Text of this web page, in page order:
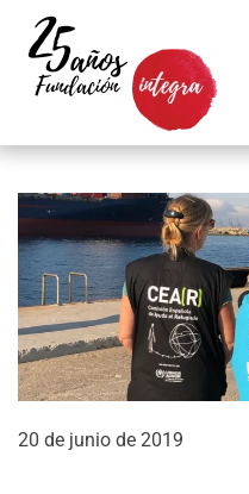
Skip to main content
20 de junio de 2019